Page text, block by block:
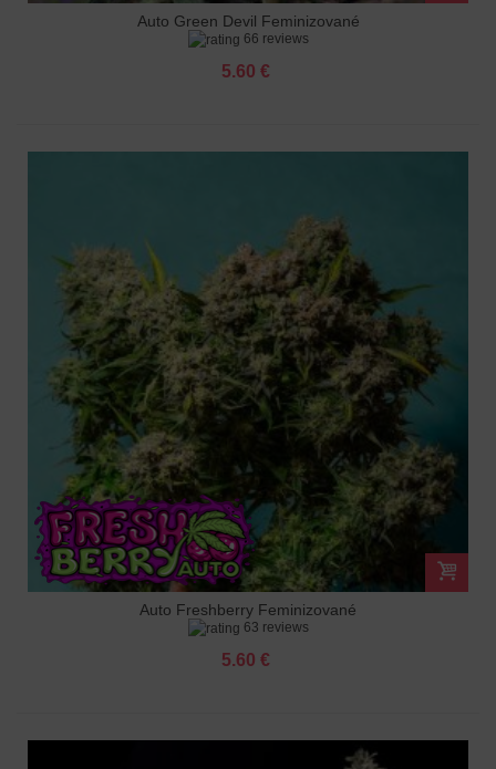
Auto Green Devil Feminizované
66 reviews
5.60 €
Auto Freshberry Feminizované
63 reviews
5.60 €